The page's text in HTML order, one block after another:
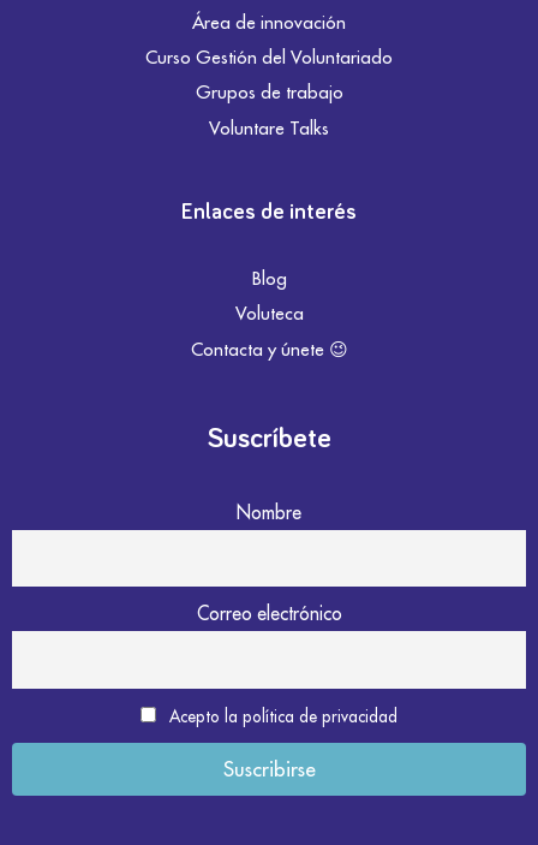
Área de innovación
Curso Gestión del Voluntariado
Grupos de trabajo
Voluntare Talks
Enlaces de interés
Blog
Voluteca
Contacta y únete 😉
Suscríbete
Nombre
Correo electrónico
Acepto la política de privacidad